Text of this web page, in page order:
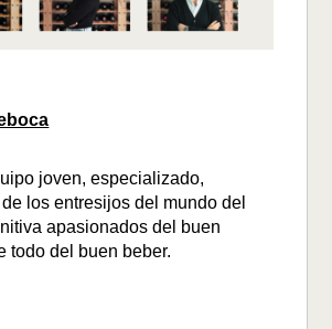
joven, especializado,
los entresijos del mundo del
apasionados del buen
todo del buen beber.